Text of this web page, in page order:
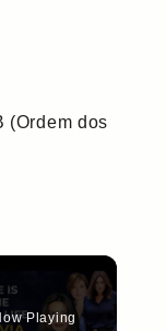
(Ordem dos
Playing